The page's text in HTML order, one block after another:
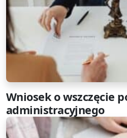
Wniosek o wszczęcie
administracyjnego